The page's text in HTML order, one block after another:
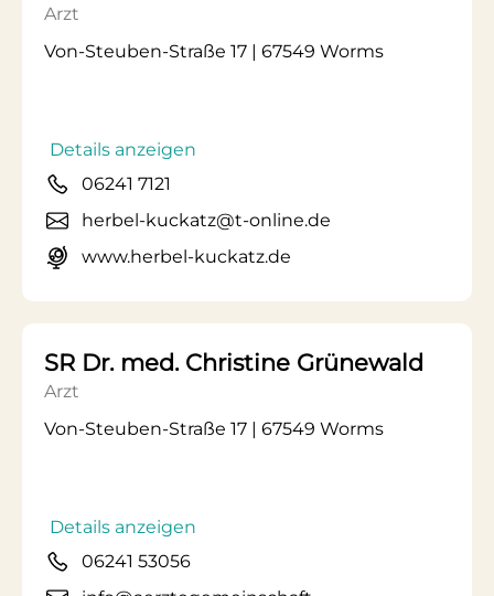
Arzt
Von-Steuben-Straße 17 | 67549 Worms
Details anzeigen
06241 7121
herbel-kuckatz@t-online.de
www.herbel-kuckatz.de
SR Dr. med. Christine Grünewald
Arzt
Von-Steuben-Straße 17 | 67549 Worms
Details anzeigen
06241 53056